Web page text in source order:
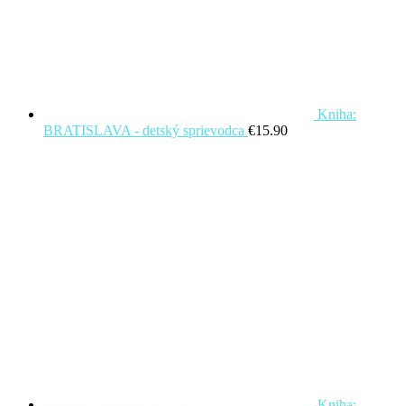
Kniha:
BRATISLAVA - detský sprievodca €15.90